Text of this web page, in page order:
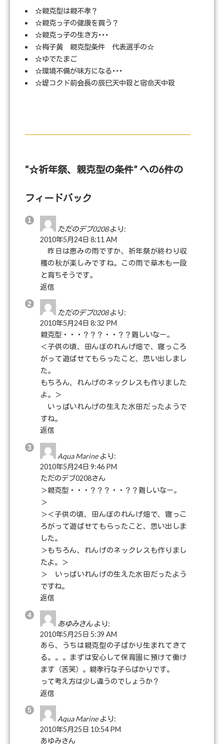
☆親克型は親不孝？
☆親克っ子の健康を買う？
☆親克っ子の生き方･･･
☆梅子黄 親克型条件 代表選手の☆
☆ゆでたまご
☆環境不備が味方になる･･･
☆堤コクド前会長の辰巳天中殺と宿命天中殺
“☆祈年祭、親克型の条件” への6件の
フィードバック
ただのデブ0208 より:
2010年5月24日 8:11 AM
昨日は恵みの雨ですか、祈年祭が終わり収
穫の秋が楽しみですね。この雨で草木も一段
と育ちそうです。
返信
ただのデブ0208 より:
2010年5月24日 8:32 PM
親克型・・・？？？・・？？難しいなー。
＜子供の頃、田んぼのれんげ畑で、寝っころ
がって遊ばせてもらったこと、思い出しまし
た。
もちろん、れんげのネックレスも作りました
よ。＞
いっぱいれんげの生えた水田だったようで
すね。
返信
Aqua Marine より:
2010年5月24日 9:46 PM
ただのデブ0208さん
＞親克型・・・？？？・・？？難しいなー。
＞
＞＜子供の頃、田んぼのれんげ畑で、寝っこ
ろがって遊ばせてもらったこと、思い出しま
した。
＞もちろん、れんげのネックレスも作りまし
たよ。＞
＞ いっぱいれんげの生えた水田だったよう
ですね。
返信
あゆみさん より:
2010年5月25日 5:39 AM
あら、うちは親克型の子ばかり生まれてきて
る。。。まずは安心して保育園に預けて働け
ます（苦笑）。親孝行な子らばかりです。
って考え方は少し違うのでしょうか？
返信
Aqua Marine より:
2010年5月25日 10:54 PM
あゆみさん